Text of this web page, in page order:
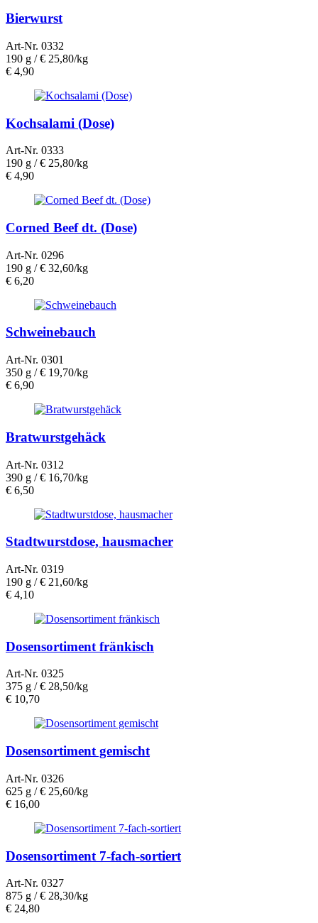
Bierwurst
Art-Nr. 0332
190 g /€ 25,80/kg
€ 4,90
Kochsalami (Dose)
Art-Nr. 0333
190 g /€ 25,80/kg
€ 4,90
Corned Beef dt. (Dose)
Art-Nr. 0296
190 g /€ 32,60/kg
€ 6,20
Schweinebauch
Art-Nr. 0301
350 g /€ 19,70/kg
€ 6,90
Bratwurstgehäck
Art-Nr. 0312
390 g /€ 16,70/kg
€ 6,50
Stadtwurstdose, hausmacher
Art-Nr. 0319
190 g /€ 21,60/kg
€ 4,10
Dosensortiment fränkisch
Art-Nr. 0325
375 g /€ 28,50/kg
€ 10,70
Dosensortiment gemischt
Art-Nr. 0326
625 g /€ 25,60/kg
€ 16,00
Dosensortiment 7-fach-sortiert
Art-Nr. 0327
875 g /€ 28,30/kg
€ 24,80